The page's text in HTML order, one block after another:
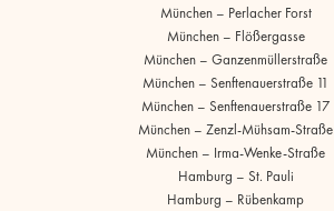
München – Perlacher Forst
München – Flößergasse
München – Ganzenmüllerstraße
München – Senftenauerstraße 11
München – Senftenauerstraße 17
München – Zenzl-Mühsam-Straße
München – Irma-Wenke-Straße
Hamburg – St. Pauli
Hamburg – Rübenkamp